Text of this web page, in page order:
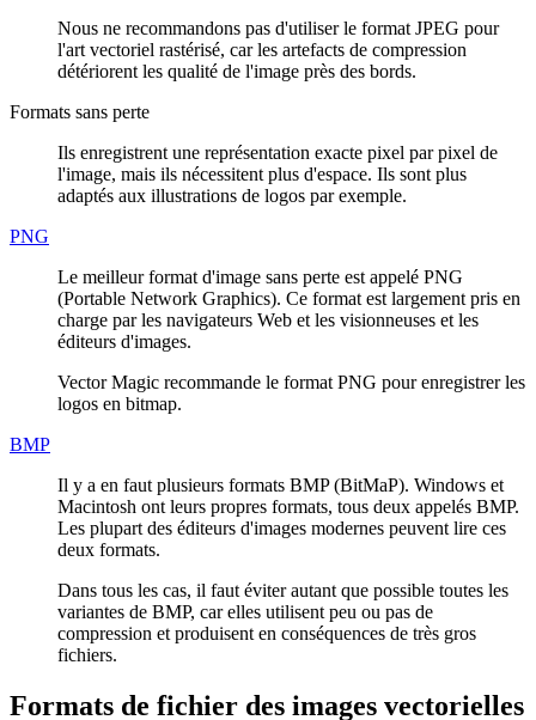
Nous ne recommandons pas d'utiliser le format JPEG pour
l'art vectoriel rastérisé, car les artefacts de compression
détériorent les qualité de l'image près des bords.
Formats sans perte
Ils enregistrent une représentation exacte pixel par pixel de
l'image, mais ils nécessitent plus d'espace. Ils sont plus
adaptés aux illustrations de logos par exemple.
PNG
Le meilleur format d'image sans perte est appelé PNG
(Portable Network Graphics). Ce format est largement pris en
charge par les navigateurs Web et les visionneuses et les
éditeurs d'images.
Vector Magic recommande le format PNG pour enregistrer les
logos en bitmap.
BMP
Il y a en faut plusieurs formats BMP (BitMaP). Windows et
Macintosh ont leurs propres formats, tous deux appelés BMP.
Les plupart des éditeurs d'images modernes peuvent lire ces
deux formats.
Dans tous les cas, il faut éviter autant que possible toutes les
variantes de BMP, car elles utilisent peu ou pas de
compression et produisent en conséquences de très gros
fichiers.
Formats de fichier des images vectorielles